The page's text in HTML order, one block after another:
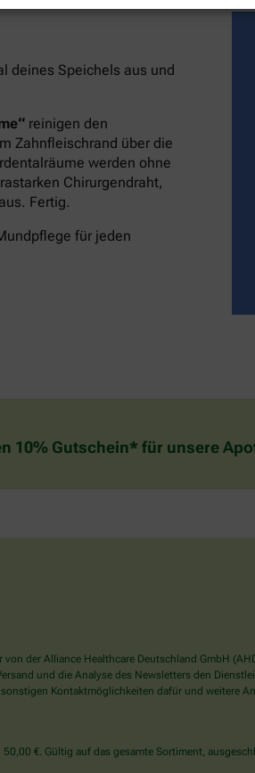
deines Speichels aus und
reinigen den
Zahnfleischrand über die
werden ohne
Chirurgendraht,
Fertig.
für jeden
10% Gutschein* für unsere
der Alliance Healthcare Deutschland GmbH
und die Analyse des Newsletters den
Kontaktmöglichkeiten dafür und weitere
€. Gültig auf das gesamte Sortiment,